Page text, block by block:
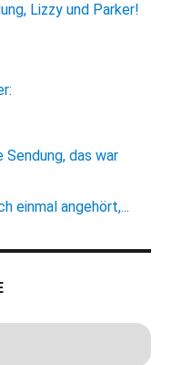
Lizzy und Parker!
Sendung, das war
einmal angehört,...